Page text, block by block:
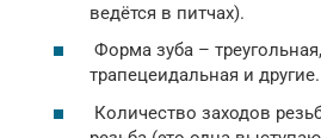
ведётся в питчах).
Форма зуба –
трапецеидальная и другие.
Количество заходов